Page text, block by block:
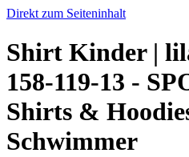
Direkt zum Seiteninhalt
Shirt Kinder |
158-119-13 -
Shirts &
Schwimmer